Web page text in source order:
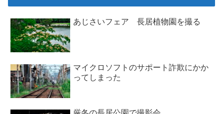
あじさいフェア 長居植物園を撮る
マイクロソフトのサポート詐欺にかか
ってしまった